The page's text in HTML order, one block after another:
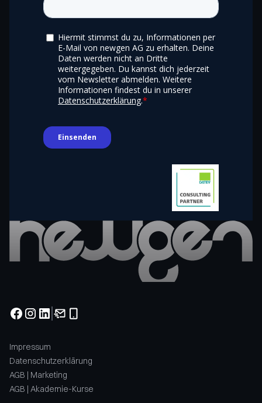
Impressum
Datenschutzerklärung
AGB | Marketing
AGB | Akademie-Kurse